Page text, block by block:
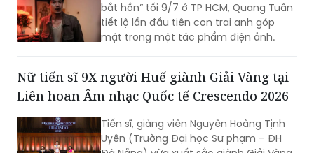
bắt hồn” tối 9/7 ở TP HCM, Quang Tuấn
tiết lộ lần đầu tiên con trai anh góp
mặt trong một tác phẩm điện ảnh.
Nữ tiến sĩ 9X người Huế giành Giải Vàng tại
Liên hoan Âm nhạc Quốc tế Crescendo 2026
Tiến sĩ, giảng viên Nguyễn Hoàng Tịnh
Uyên (Trường Đại học Sư phạm – ĐH